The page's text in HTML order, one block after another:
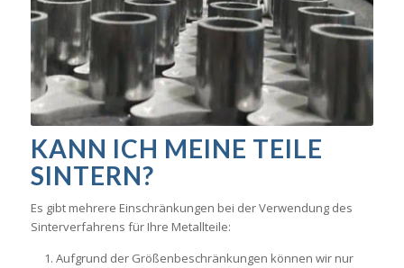
KANN ICH MEINE TEILE
SINTERN?
Es gibt mehrere Einschränkungen bei der Verwendung des
Sinterverfahrens für Ihre Metallteile:
Aufgrund der Größenbeschränkungen können wir nur